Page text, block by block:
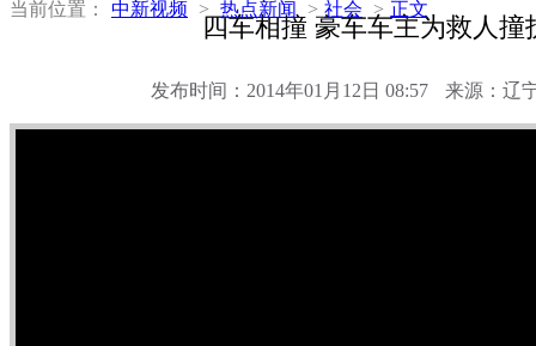
当前位置： 中新视频 > 热点新闻 > 社会 > 正文
四车相撞 豪车车主为救人撞
发布时间：2014年01月12日 08:57 来源：辽